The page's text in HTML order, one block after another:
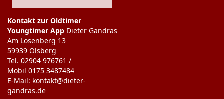
Kontakt zur Oldtimer
Youngtimer App Dieter Gandras
Am Losenberg 13
59939 Olsberg
Tel. 02904 976761 /
Mobil 0175 3487484
E-Mail: kontakt@dieter-
gandras.de